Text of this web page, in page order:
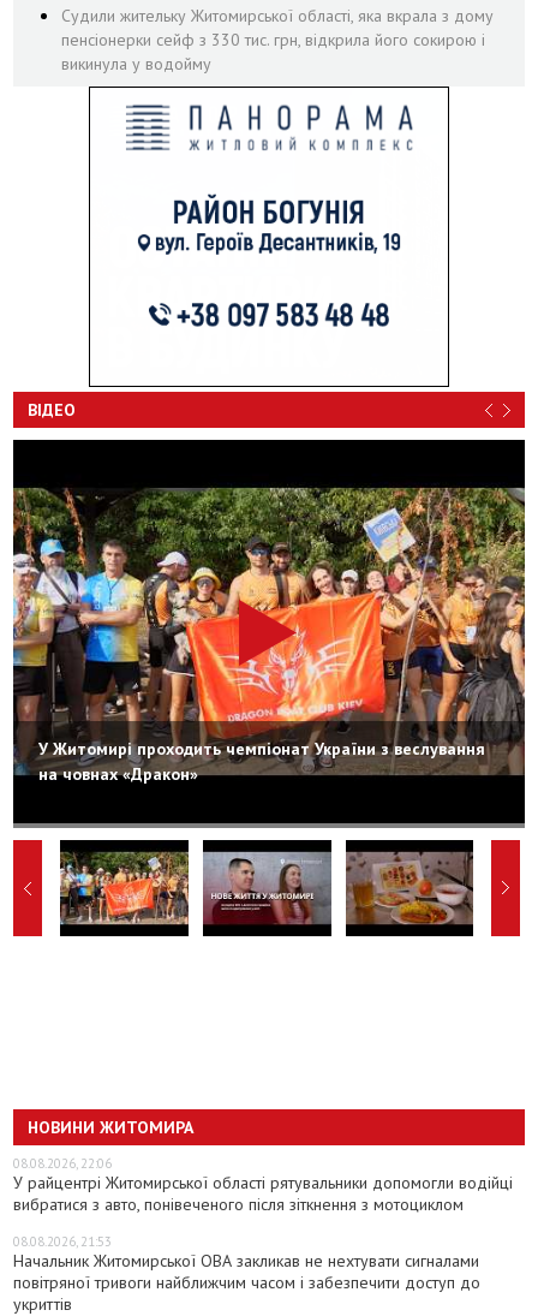
Судили жительку Житомирської області, яка вкрала з дому
пенсіонерки сейф з 330 тис. грн, відкрила його сокирою і
викинула у водойму
ВІДЕО
У Житомирі проходить чемпіонат України з веслування
на човнах «Дракон»
НОВИНИ ЖИТОМИРА
08.08.2026, 22:06
У райцентрі Житомирської області рятувальники допомогли водійці
вибратися з авто, понівеченого після зіткнення з мотоциклом
08.08.2026, 21:53
Начальник Житомирської ОВА закликав не нехтувати сигналами
повітряної тривоги найближчим часом і забезпечити доступ до
укриттів